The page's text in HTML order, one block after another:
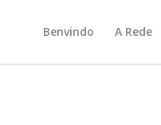
Benvindo A Rede